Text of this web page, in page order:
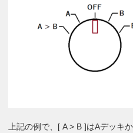
上記の例で、[ A > B ]はAデッキ